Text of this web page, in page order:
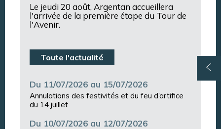
Le jeudi 20 août, Argentan accueillera
l'arrivée de la première étape du Tour de
l'Avenir.
Toute l'actualité
Du 11/07/2026 au 15/07/2026
Annulations des festivités et du feu d’artifice
du 14 juillet
Du 10/07/2026 au 12/07/2026